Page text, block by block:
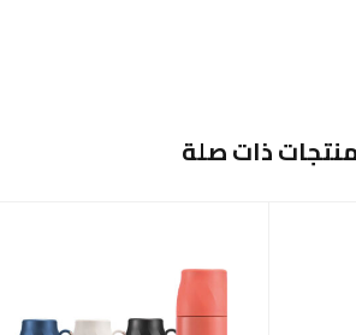
منتجات ذات صلة